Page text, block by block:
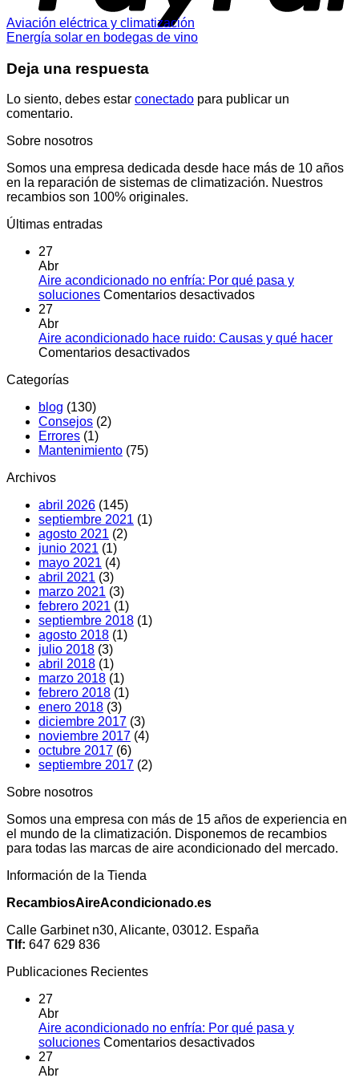
Aviación eléctrica y climatización
Energía solar en bodegas de vino
Deja una respuesta
Lo siento, debes estar conectado para publicar un
comentario.
Sobre nosotros
Somos una empresa dedicada desde hace más de 10 años
en la reparación de sistemas de climatización. Nuestros
recambios son 100% originales.
Últimas entradas
27
Abr
Aire acondicionado no enfría: Por qué pasa y
soluciones Comentarios desactivadosen
no
27
Abr
Aire acondicionado hace ruido: Causas y qué hacer
Comentarios desactivadosen
Categorías
blog (130)
Consejos (2)
Errores (1)
Mantenimiento (75)
Archivos
abril 2026 (145)
septiembre 2021 (1)
agosto 2021 (2)
junio 2021 (1)
mayo 2021 (4)
abril 2021 (3)
marzo 2021 (3)
febrero 2021 (1)
septiembre 2018 (1)
agosto 2018 (1)
julio 2018 (3)
abril 2018 (1)
marzo 2018 (1)
febrero 2018 (1)
enero 2018 (3)
diciembre 2017 (3)
noviembre 2017 (4)
octubre 2017 (6)
septiembre 2017 (2)
Sobre nosotros
Somos una empresa con más de 15 años de experiencia en
el mundo de la climatización. Disponemos de recambios
para todas las marcas de aire acondicionado del mercado.
Información de la Tienda
RecambiosAireAcondicionado.es
Calle Garbinet n30, Alicante, 03012. España
Tlf: 647 629 836
Publicaciones Recientes
27
Abr
Aire acondicionado no enfría: Por qué pasa y
soluciones Comentarios desactivadosen
27
Abr